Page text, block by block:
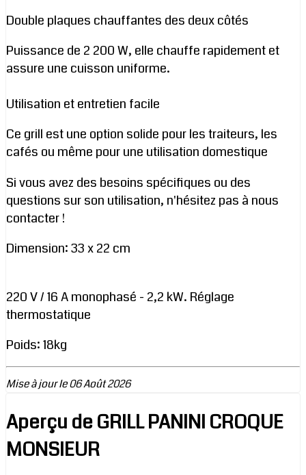
Double plaques chauffantes des deux côtés
Puissance de 2 200 W, elle chauffe rapidement et
assure une cuisson uniforme.
Utilisation et entretien facile
Ce grill est une option solide pour les traiteurs, les
cafés ou même pour une utilisation domestique
Si vous avez des besoins spécifiques ou des
questions sur son utilisation, n'hésitez pas à nous
contacter !
Dimension: 33 x 22 cm
220 V / 16 A monophasé - 2,2 kW. Réglage
thermostatique
Poids: 18kg
Mise à jour le 06 Août 2026
Aperçu de GRILL PANINI CROQUE
MONSIEUR